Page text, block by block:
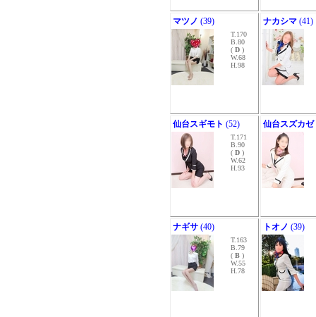
マツノ (39)
T.170
B.80
( D )
W.68
H.98
ナカシマ (41)
仙台スギモト (52)
T.171
B.90
( D )
W.62
H.93
仙台スズカゼ
ナギサ (40)
T.163
B.79
( B )
W.55
H.78
トオノ (39)